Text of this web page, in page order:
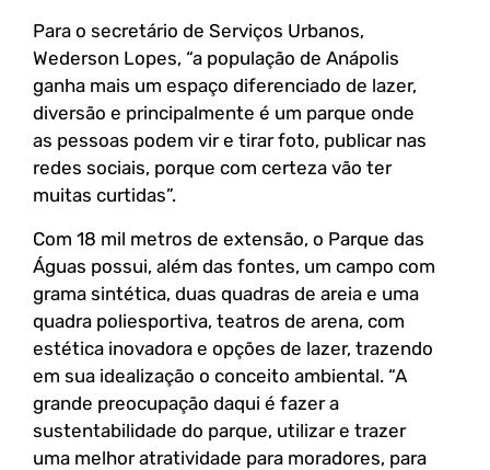
Para o secretário de Serviços Urbanos,
Wederson Lopes, “a população de Anápolis
ganha mais um espaço diferenciado de lazer,
diversão e principalmente é um parque onde
as pessoas podem vir e tirar foto, publicar nas
redes sociais, porque com certeza vão ter
muitas curtidas”.
Com 18 mil metros de extensão, o Parque das
Águas possui, além das fontes, um campo com
grama sintética, duas quadras de areia e uma
quadra poliesportiva, teatros de arena, com
estética inovadora e opções de lazer, trazendo
em sua idealização o conceito ambiental. “A
grande preocupação daqui é fazer a
sustentabilidade do parque, utilizar e trazer
uma melhor atratividade para moradores, para